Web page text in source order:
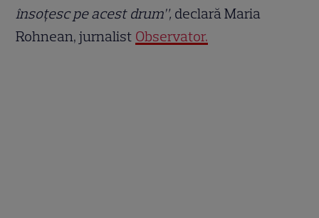
însoţesc pe acest drum”, declară Maria
Rohnean, jurnalist Observator.